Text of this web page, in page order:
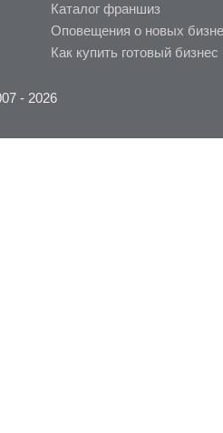
Каталог франшиз
Оповещения о новых
Как купить готовый бизнес
- 2026